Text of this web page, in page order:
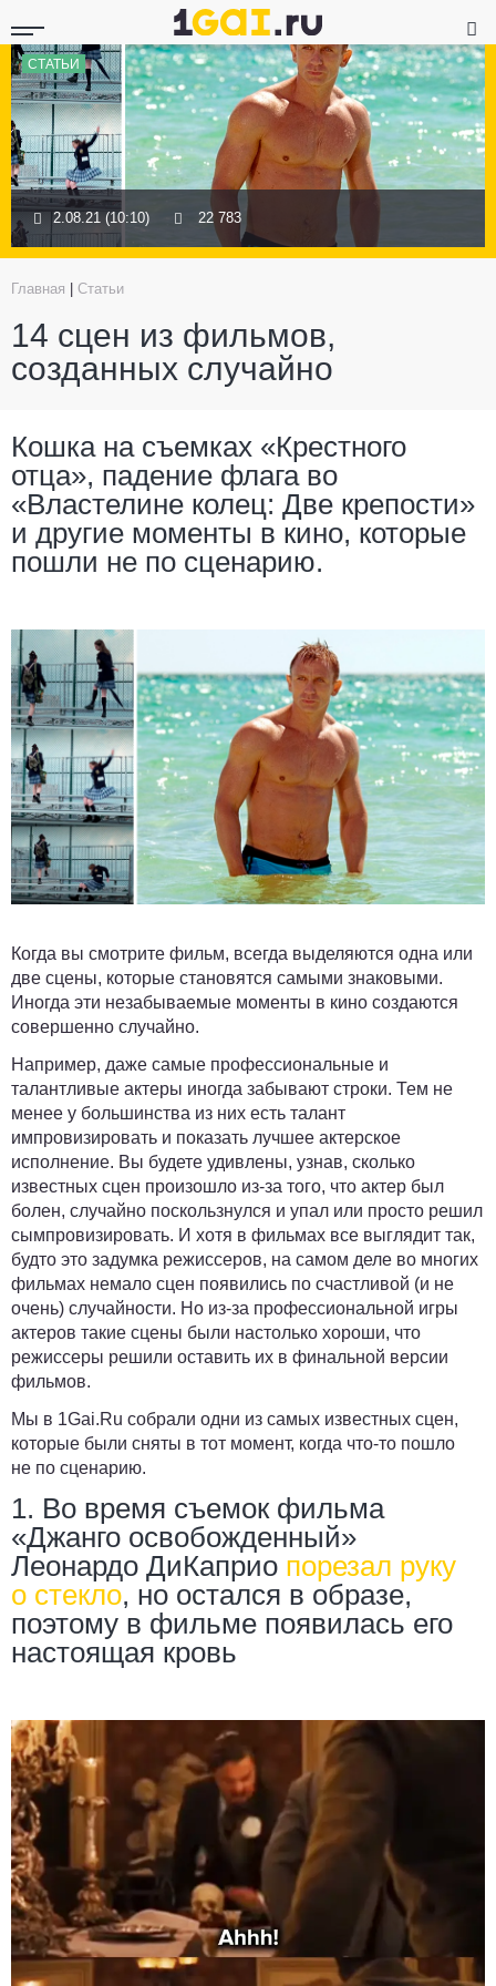
СТАТЬИ
2.08.21 (10:10) 22 783
Главная Статьи
14 сцен из фильмов,
созданных случайно
Кошка на съемках «Крестного
отца», падение флага во
«Властелине колец: Две крепости»
и другие моменты в кино, которые
пошли не по сценарию.
Когда вы смотрите фильм, всегда выделяются одна или
две сцены, которые становятся самыми знаковыми.
Иногда эти незабываемые моменты в кино создаются
совершенно случайно.
Например, даже самые профессиональные и
талантливые актеры иногда забывают строки. Тем не
менее у большинства из них есть талант
импровизировать и показать лучшее актерское
исполнение. Вы будете удивлены, узнав, сколько
известных сцен произошло из-за того, что актер был
болен, случайно поскользнулся и упал или просто решил
сымпровизировать. И хотя в фильмах все выглядит так,
будто это задумка режиссеров, на самом деле во многих
фильмах немало сцен появились по счастливой (и не
очень) случайности. Но из-за профессиональной игры
актеров такие сцены были настолько хороши, что
режиссеры решили оставить их в финальной версии
фильмов.
Мы в 1Gai.Ru собрали одни из самых известных сцен,
которые были сняты в тот момент, когда что-то пошло
не по сценарию.
1. Во время съемок фильма
«Джанго освобожденный»
Леонардо ДиКаприо порезал руку
о стекло, но остался в образе,
поэтому в фильме появилась его
настоящая кровь